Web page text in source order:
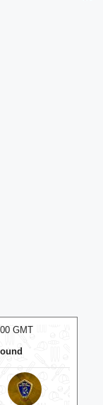
GMT